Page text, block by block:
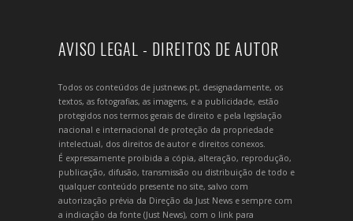
AVISO LEGAL - DIREITOS DE AUTOR
Todos os conteúdos de justnews.pt, designadamente, os
textos, as fotografias, as imagens, e a publicidade, estão
protegidos nos termos gerais de direito e pela legislação
nacional e internacional de proteção da propriedade
intelectual, dos direitos de autor e direitos conexos.
É expressamente proibida a cópia, alteração, reprodução,
publicação, difusão, transmissão ou distribuição de todo e
qualquer conteúdo presente no site, salvo com
autorização prévia da Direção da Just News e sempre com
a indicação da fonte (Just News), com o link para